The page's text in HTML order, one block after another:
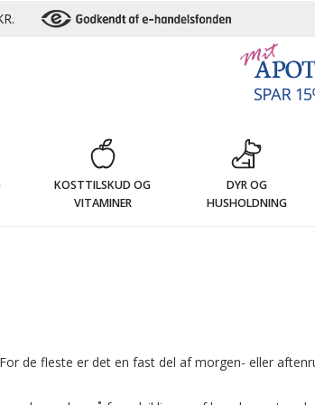
KOSTTILSKUD OG
VITAMINER
DYR OG
HUSHOLDNING
de fleste er det en fast del af morgen- eller